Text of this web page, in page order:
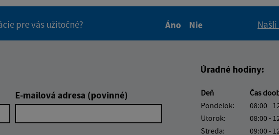
pre vás užitočné?
Áno
Nie
E-mailová adresa (povinné)
Úradné hodiny:
Deň Čas
Pondelok:
08:00 -
Utorok:
08:00 -
Streda:
09:00 -